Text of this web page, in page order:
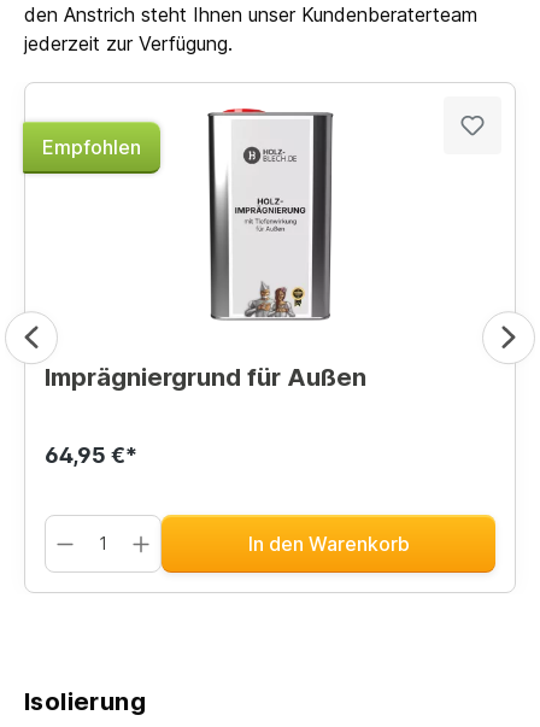
den Anstrich steht Ihnen unser Kundenberaterteam
jederzeit zur Verfügung.
Empfohlen
Imprägniergrund für Außen
64,95 €*
In den Warenkorb
Isolierung